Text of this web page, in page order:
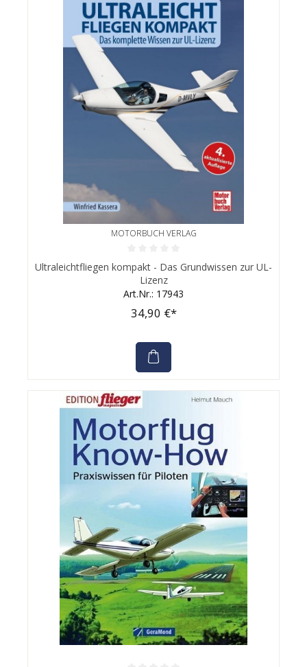
MOTORBUCH VERLAG
Durchschnittliche Bewertung von 0 von 5 Sternen
Ultraleichtfliegen kompakt - Das Grundwissen zur UL-
Lizenz
Art.Nr.: 17943
34,90 €*